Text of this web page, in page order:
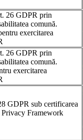
26 GDPR prin
comună.
exercitarea
26 GDPR prin
comună.
exercitarea
GDPR sub certificarea
Framework